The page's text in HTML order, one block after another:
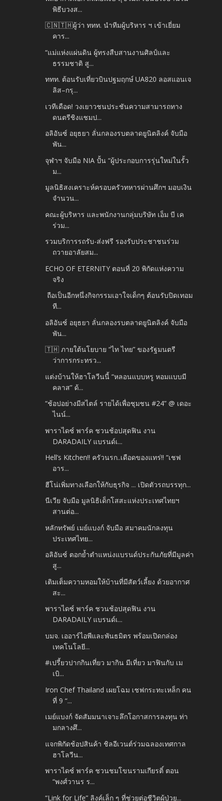
พิธีบวงส...
🇨🇳🇹🇭ผู้ว่า ททท. นำทีมผู้บริหาร ฯ เข้าเยี่ยม
คาร...
“แม่แห่งแผ่นดิน ผู้ทรงสืบสานงานศิลป์และ
ธรรมชาติ สู...
ททท. ต้อนรับเที่ยวบินปฐมฤกษ์ UA820 ลอสแอนเจ
ลิส–กรุ...
เวทีเดือด! วงเยาวชนประชันความสามารถทาง
ดนตรีชิงแชมป...
อลิอันซ์ อยุธยา ลั่นกลองรบตลาดยูนิตลิงค์ จับมือ
พัน...
จุฬาฯ จับมือ NIA ปั้น “ผู้ประกอบการรุ่นใหม่ในรั้ว
ม...
มูลนิธิสงเคราะห์ครอบครัวทหารผ่านศึกฯ มอบเงิน
จำนวน...
คณะผู้บริหาร และพนักงานกลุ่มบริษัท เอ็ม บี เค
ร่วม...
รวมบริการรถรับ-ส่งฟรี รองรับประชาชนร่วม
ถวายอาลัยสม...
ECHO OF ETERNITY ตอนที่ 20 พิกัดแห่งความ
จริง
ถือเป็นอีกหนึ่งกิจกรรมเอาใจเด็กๆ ต้อนรับปิดเทอม
ที...
อลิอันซ์ อยุธยา ลั่นกลองรบตลาดยูนิตลิงค์ จับมือ
พัน...
🇹🇭 ภายใต้นโยบาย “ไท ไทย” ของรัฐมนตรี
ว่าการกระทรว...
แต่งบ้านให้ฮาโลวีนนี้ “หลอนแบบหรู หอมแบบมี
คลาส” ด้...
“ช้อปอย่างมีสไตล์ รายได้เพื่อชุมชน #24” @ เดอะ
ไนน์...
พาราไดซ์ พาร์ค ชวนช้อปสุดฟิน งาน
DARADAILY แบรนด์เ...
Hell’s Kitchen!! ครัวนรก..เดือดของแทร่!! “เชฟ
อาร...
ฮีโน่เพิ่มทางเลือกให้กับธุรกิจ ... เปิดตัวรถบรรทุก...
นีเวีย จับมือ มูลนิธิเด็กโสสะแห่งประเทศไทยฯ
สานต่อ...
หลักทรัพย์ เมย์แบงก์ จับมือ สมาคมนักลงทุน
ประเทศไทย...
อลิอันซ์ ตอกย้ำตำแหน่งแบรนด์ประกันภัยที่มีมูลค่า
สู...
เติมเต็มความหอมให้บ้านที่มีสัตว์เลี้ยง ด้วยอากาศ
สะ...
พาราไดซ์ พาร์ค ชวนช้อปสุดฟิน งาน
DARADAILY แบรนด์เ...
บมจ. เออาร์ไอพีและพันธมิตร พร้อมเปิดกล่อง
เทคโนโลยี...
#เปรี้ยวปากกินเที่ยว มากิน มีเที่ยว มาฟินกับ เม
เบิ...
Iron Chef Thailand เผยโฉม เชฟกระทะเหล็ก คน
ที่ 9 “...
เมย์แบงก์ จัดสัมมนาเจาะลึกโอกาสการลงทุน ท่า
มกลางศึ...
แจกพิกัดช้อปสินค้า ชิลอีเวนต์ร่วมฉลองเทศกาล
ฮาโลวีน...
พาราไดซ์ พาร์ค ชวนชมโขนรามเกียรติ์ ตอน
“พงศ์วานร ร...
“Link for Life” ลิงค์เล็ก ๆ ที่ช่วยต่อชีวิตผู้ป่วย...